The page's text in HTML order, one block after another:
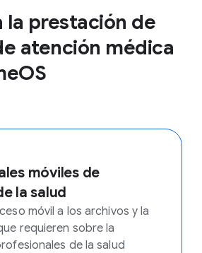
la prestación de
atención médica
móviles de
la salud
móvil a los archivos y la
requieren sobre la
de la salud